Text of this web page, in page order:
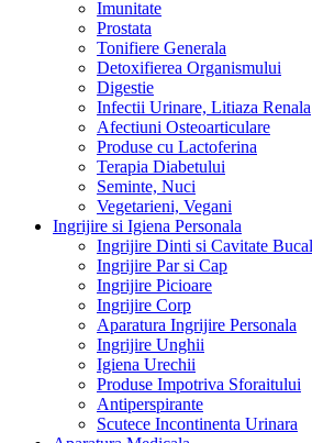
Imunitate
Prostata
Tonifiere Generala
Detoxifierea Organismului
Digestie
Infectii Urinare, Litiaza Renala
Afectiuni Osteoarticulare
Produse cu Lactoferina
Terapia Diabetului
Seminte, Nuci
Vegetarieni, Vegani
Ingrijire si Igiena Personala
Ingrijire Dinti si Cavitate
Ingrijire Par si Cap
Ingrijire Picioare
Ingrijire Corp
Aparatura Ingrijire Personala
Ingrijire Unghii
Igiena Urechii
Produse Impotriva Sforaitului
Antiperspirante
Scutece Incontinenta Urinara